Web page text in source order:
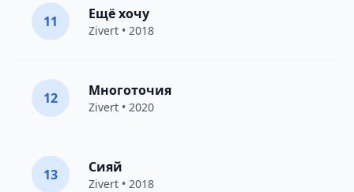
11 Ещё хочу
Zivert • 2018
12 Многоточия
Zivert • 2020
13 Сияй
Zivert • 2018